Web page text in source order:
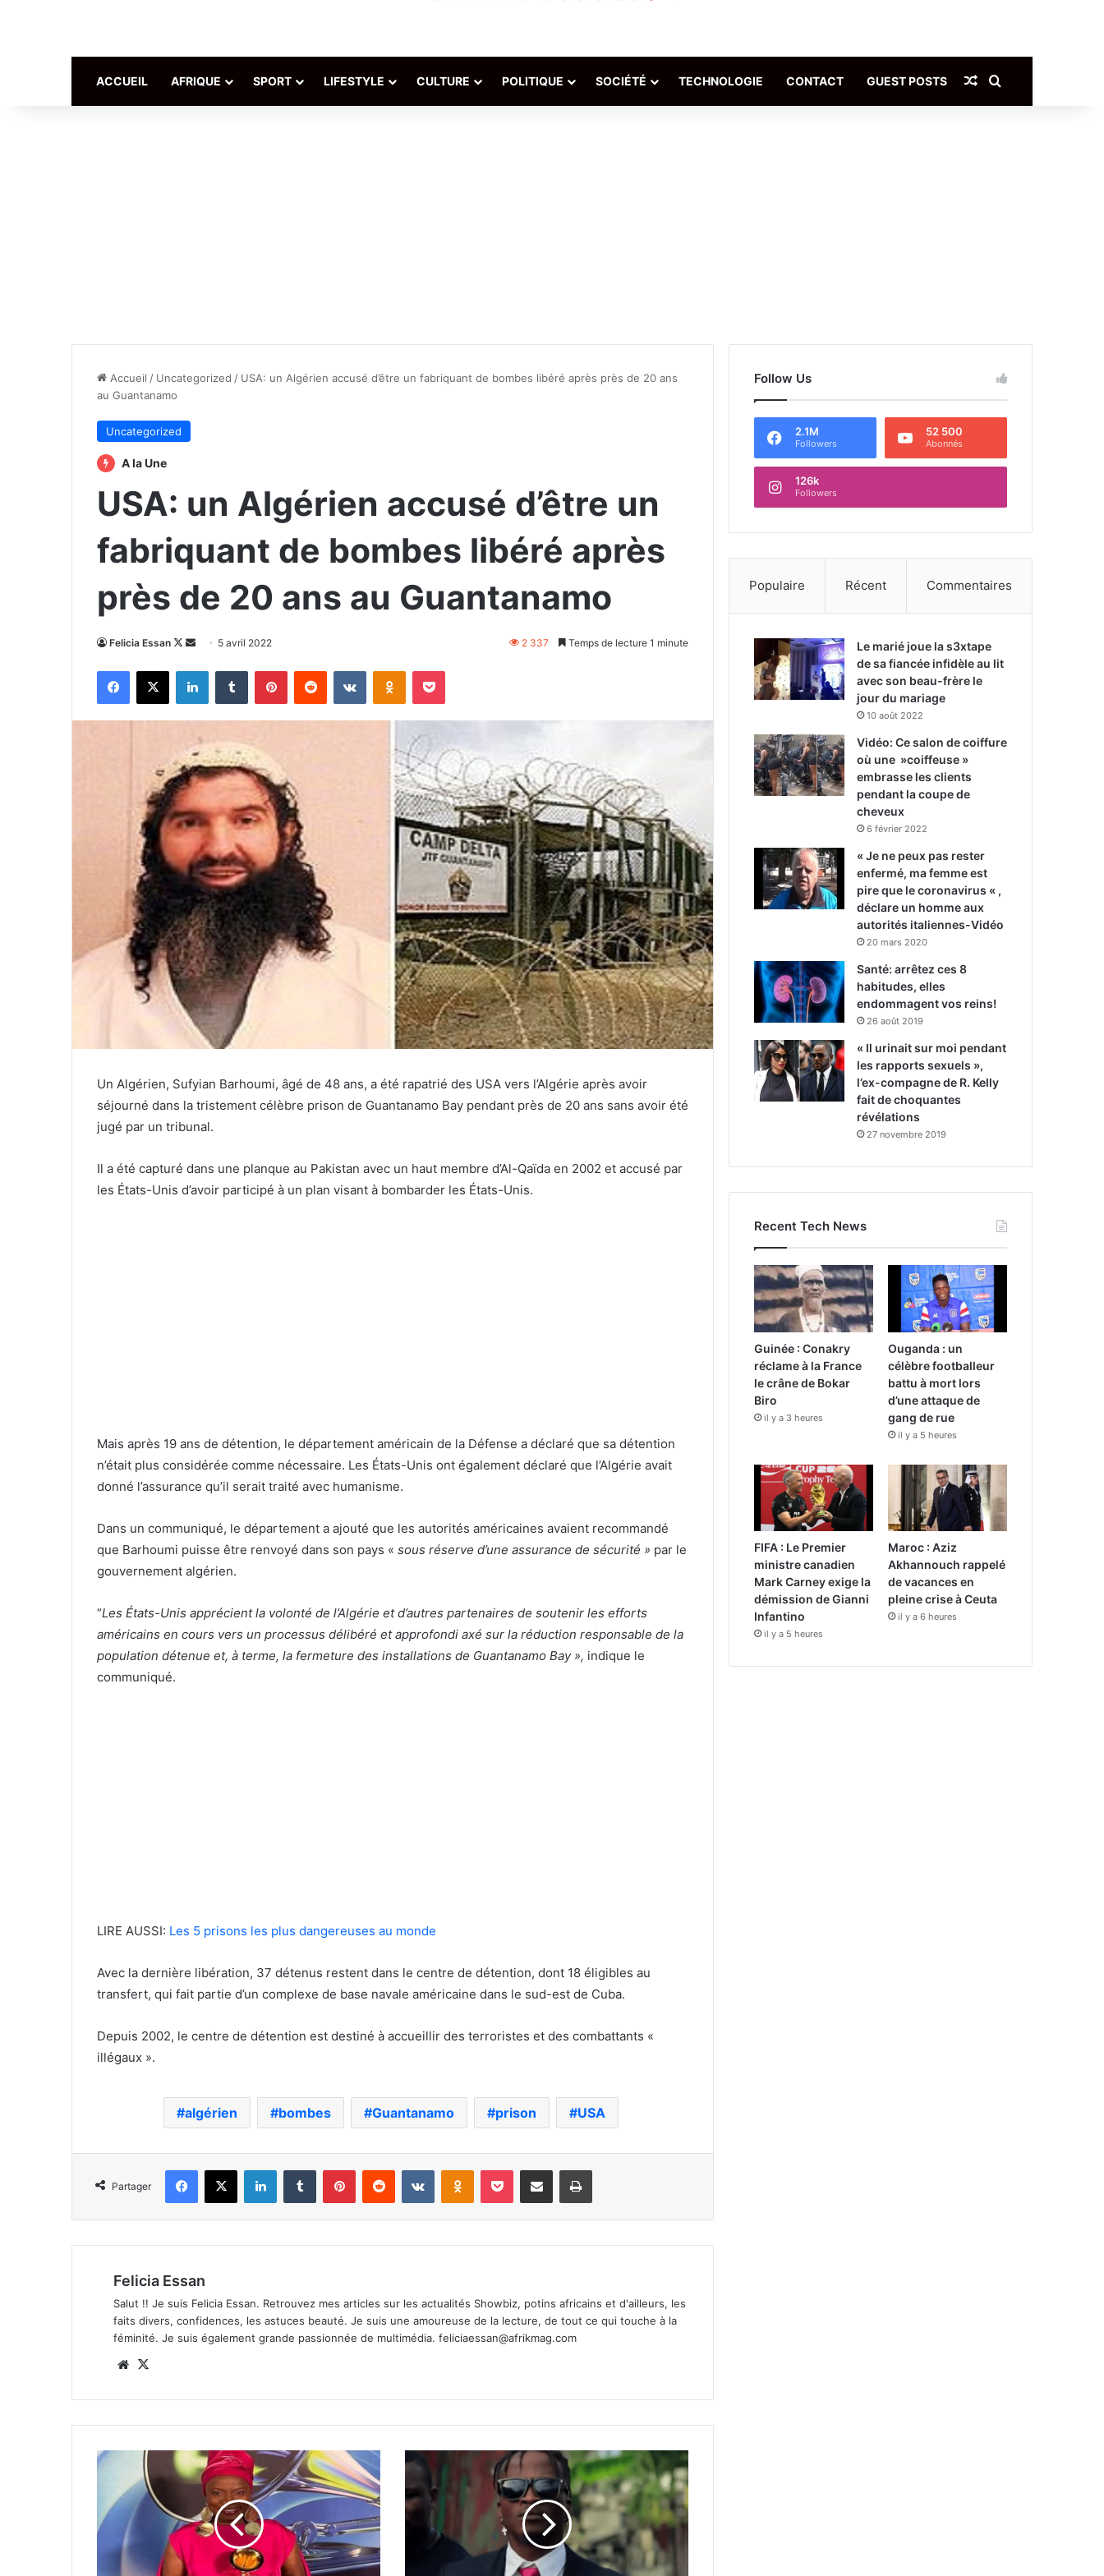
ACCUEIL AFRIQUE SPORT LIFESTYLE CULTURE POLITIQUE SOCIÉTÉ TECHNOLOGIE CONTACT GUEST POSTS Article Aléatoire
Accueil / Uncategorized / USA: un Algérien accusé d’être un fabriquant de bombes libéré après près de 20 ans
au Guantanamo
Uncategorized
A la Une
USA: un Algérien accusé d’être un
fabriquant de bombes libéré après
près de 20 ans au Guantanamo
Felicia Essan
Follow
X
Envoyer5 avril 2022 2 337 Temps de lecture 1 minute
Facebook
X LinkedinTumblr PinterestReddit VKontakteOdnoklassniki
Pocket
Un Algérien, Sufyian Barhoumi, âgé de 48 ans, a été rapatrié des USA vers l’Algérie après avoir
séjourné dans la tristement célèbre prison de Guantanamo Bay pendant près de 20 ans sans avoir été
jugé par un tribunal.
Il a été capturé dans une planque au Pakistan avec un haut membre d’Al-Qaïda en 2002 et accusé par
les États-Unis d’avoir participé à un plan visant à bombarder les États-Unis.
Mais après 19 ans de détention, le département américain de la Défense a déclaré que sa détention
n’était plus considérée comme nécessaire. Les États-Unis ont également déclaré que l’Algérie avait
donné l’assurance qu’il serait traité avec humanisme.
Dans un communiqué, le département a ajouté que les autorités américaines avaient recommandé
que Barhoumi puisse être renvoyé dans son pays « sous réserve d’une assurance de sécurité » par le
gouvernement algérien.
“Les États-Unis apprécient la volonté de l’Algérie et d’autres partenaires de soutenir les efforts
américains en cours vers un processus délibéré et approfondi axé sur la réduction responsable de la
population détenue et, à terme, la fermeture des installations de Guantanamo Bay », indique le
communiqué.
LIRE AUSSI: Les 5 prisons les plus dangereuses au monde
Avec la dernière libération, 37 détenus restent dans le centre de détention, dont 18 éligibles au
transfert, qui fait partie d’un complexe de base navale américaine dans le sud-est de Cuba.
Depuis 2002, le centre de détention est destiné à accueillir des terroristes et des combattants «
illégaux ».
algérien bombes Guantanamo prison USA
Partager
Facebook
X LinkedinTumblr PinterestReddit VKontakteOdnoklassniki
Pocket Partager par email Imprimer
Felicia Essan
Salut !! Je suis Felicia Essan. Retrouvez mes articles sur les actualités Showbiz, potins africains et d'ailleurs, les
faits divers, confidences, les astuces beauté. Je suis une amoureuse de la lecture, de tout ce qui touche à la
féminité. Je suis également grande passionnée de multimédia. feliciaessan@afrikmag.com
Website
Follow Us
2.1M
Followers
52 500
Abonnés
126k
Followers
Populaire Récent Commentaires
Le marié joue la s3xtape
de sa fiancée infidèle au lit
avec son beau-frère le
jour du mariage
10 août 2022
Vidéo: Ce salon de coiffure
où une »coiffeuse »
embrasse les clients
pendant la coupe de
cheveux
6 février 2022
« Je ne peux pas rester
enfermé, ma femme est
pire que le coronavirus « ,
déclare un homme aux
autorités italiennes-Vidéo
20 mars 2020
Santé: arrêtez ces 8
habitudes, elles
endommagent vos reins!
26 août 2019
« Il urinait sur moi pendant
les rapports sexuels »,
l’ex-compagne de R. Kelly
fait de choquantes
révélations
27 novembre 2019
Recent Tech News
Guinée : Conakry
réclame à la France
le crâne de Bokar
Biro
il y a 3 heures
Ouganda : un
célèbre footballeur
battu à mort lors
d’une attaque de
gang de rue
il y a 5 heures
FIFA : Le Premier
ministre canadien
Mark Carney exige la
démission de Gianni
Infantino
il y a 5 heures
Maroc : Aziz
Akhannouch rappelé
de vacances en
pleine crise à Ceuta
il y a 6 heures